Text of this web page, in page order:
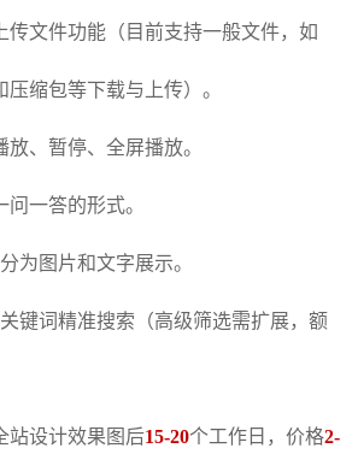
传文件功能（目前支持一般文件，如
压缩包等下载与上传）。
、暂停、全屏播放。
一答的形式。
为图片和文字展示。
键词精准搜索（高级筛选需扩展，额
站设计效果图后15-20个工作日， 价格2-